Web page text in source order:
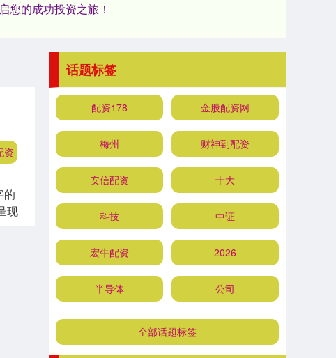
您的成功投资之旅！
资
的
现
话题标签
配资178 金股配资网
梅州 财神到配资
安信配资 十大
科技 中证
宏牛配资 2026
半导体 公司
全部话题标签